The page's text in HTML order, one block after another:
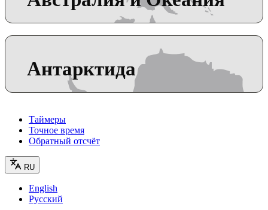
Антарктида
Таймеры
Точное время
Обратный отсчёт
RU
English
Русский